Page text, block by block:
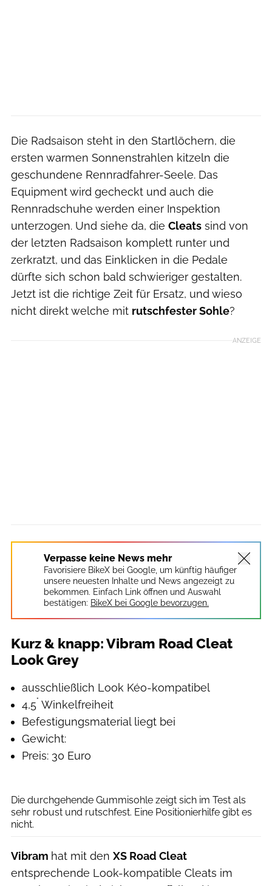
Die Radsaison steht in den Startlöchern, die
ersten warmen Sonnenstrahlen kitzeln die
geschundene Rennradfahrer-Seele. Das
Equipment wird gecheckt und auch die
Rennradschuhe werden einer Inspektion
unterzogen. Und siehe da, die Cleats sind von
der letzten Radsaison komplett runter und
zerkratzt, und das Einklicken in die Pedale
dürfte sich schon bald schwieriger gestalten.
Jetzt ist die richtige Zeit für Ersatz, und wieso
nicht direkt welche mit rutschfester Sohle?
ANZEIGE
Verpasse keine News mehr
Favorisiere BikeX bei Google, um künftig häufiger
unsere neuesten Inhalte und News angezeigt zu
bekommen. Einfach Link öffnen und Auswahl
bestätigen: BikeX bei Google bevorzugen.
Kurz & knapp: Vibram Road Cleat
Look Grey
ausschließlich Look Kéo-kompatibel
4,5° Winkelfreiheit
Befestigungsmaterial liegt bei
Gewicht:
Preis: 30 Euro
Die durchgehende Gummisohle zeigt sich im Test als
sehr robust und rutschfest. Eine Positionierhilfe gibt es
nicht.
Vibram hat mit den XS Road Cleat
entsprechende Look-kompatible Cleats im